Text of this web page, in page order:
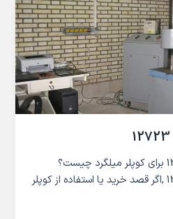
الزامات استاندارد ملی 12723 برای کوپلر میلگرد چیست؟
الزامات استاندارد ملی 12723 ,اگر قصد خرید یا استفاده از کوپلر